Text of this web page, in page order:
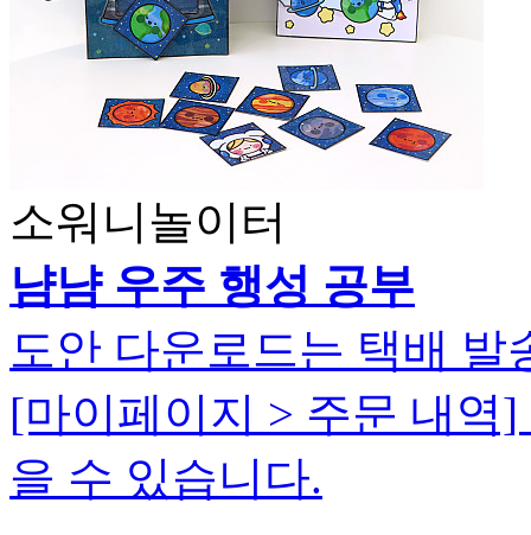
소워니놀이터
냠냠 우주 행성 공부
도안 다운로드는 택배 발
[마이페이지 > 주문 내역
을 수 있습니다.